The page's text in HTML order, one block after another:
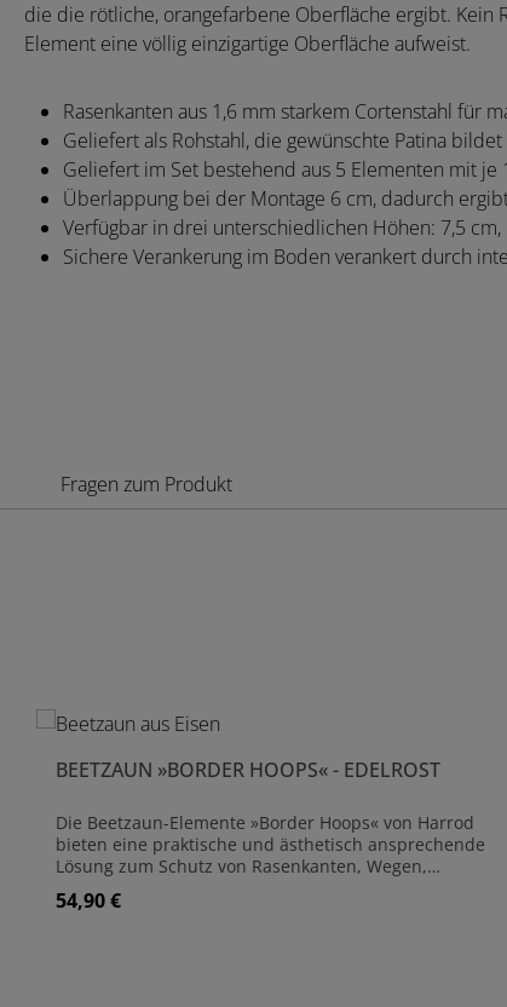
die die rötliche, orangefarbene Oberfläche ergibt. Kein
Element eine völlig einzigartige Oberfläche aufweist.
Rasenkanten aus 1,6 mm starkem Cortenstahl für
Geliefert als Rohstahl, die gewünschte Patina
Geliefert im Set bestehend aus 5 Elementen mit je
Überlappung bei der Montage 6 cm, dadurch
Verfügbar in drei unterschiedlichen Höhen: 7,5 cm,
Sichere Verankerung im Boden verankert durch
Fragen zum Produkt
BEETZAUN »BORDER HOOPS« - EDELROST
Die Beetzaun-Elemente »Border Hoops« von Harrod
bieten eine praktische und ästhetisch ansprechende
Lösung zum Schutz von Rasenkanten, Wegen,
Beeten und Einfahrten. Diese großformatigen Bögen
sind ein Blickfang für jeden Garten und verleihen
Regulärer Preis:
54,90 €